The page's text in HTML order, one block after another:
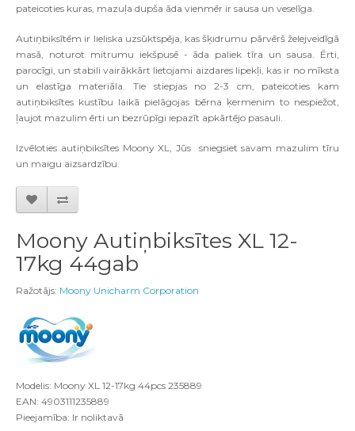
pateicoties kuras, mazuļa dupša āda vienmēr ir sausa un veselīga.
Autiņbiksītēm ir lieliska uzsūktspēja, kas šķidrumu pārvērš želejveidīgā
masā, noturot mitrumu iekšpusē - āda paliek tīra un sausa. Ērti,
parocīgi, un stabili vairākkārt lietojami aizdares lipekļi, kas ir no mīksta
un elastīga materiāla. Tie stiepjas no 2-3 cm, pateicoties kam
autiņbiksītes kustību laikā pielāgojas bērna ķermenim to nespiežot,
ļaujot mazulim ērti un bezrūpīgi iepazīt apkārtējo pasauli.
Izvēloties autiņbiksītes Moony XL, Jūs sniegsiet savam mazulim tīru
un maigu aizsardzību.
Moony Autiņbiksītes XL 12-
17kg 44gab
Ražotājs: Moony Unicharm Corporation
Modelis: Moony XL 12-17kg 44pcs 235889
EAN: 4903111235889
Pieejamība: Ir noliktavā